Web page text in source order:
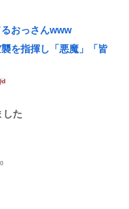
おっさんwww
を指揮し「悪魔」「皆
を授与
を忘れ始める 居場所が
です
した